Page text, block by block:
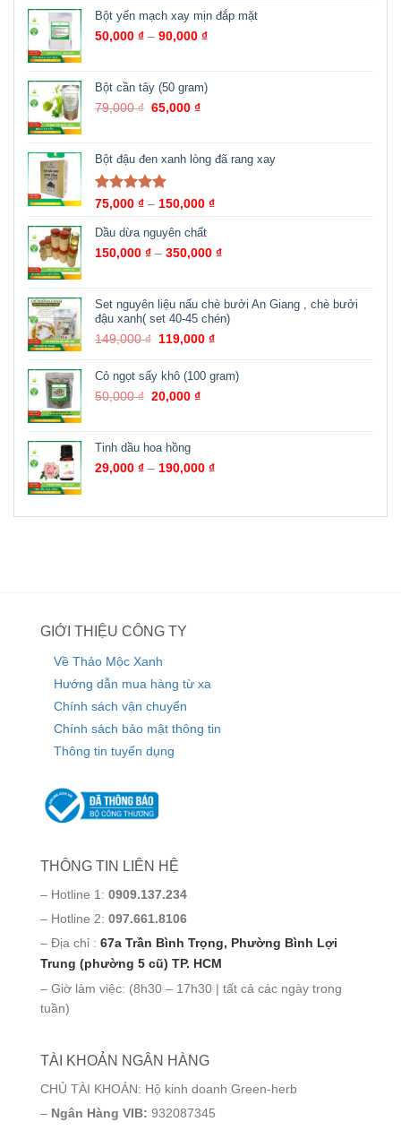
Bột yến mạch xay mịn đắp mặt
50,000 ₫ – 90,000 ₫
Bột cần tây (50 gram)
79,000₫ 65,000₫
Bột đậu đen xanh lòng đã rang xay
Được xếp
sao
75,000 ₫ – 150,000 ₫
Dầu dừa nguyên chất
150,000 ₫ – 350,000 ₫
Set nguyên liệu nấu chè bưởi An Giang , chè bưởi
đậu xanh( set 40-45 chén)
149,000₫ 119,000₫
Cỏ ngọt sấy khô (100 gram)
50,000₫ 20,000₫
Tinh dầu hoa hồng
29,000 ₫ – 190,000 ₫
GIỚI THIỆU CÔNG TY
Về Thảo Mộc Xanh
Hướng dẫn mua hàng từ xa
Chính sách vận chuyển
Chính sách bảo mật thông tin
Thông tin tuyển dụng
THÔNG TIN LIÊN HỆ
– Hotline 1: 0909.137.234
– Hotline 2: 097.661.8106
– Địa chỉ : 67a Trần Bình Trọng, Phường Bình Lợi
Trung (phường 5 cũ) TP. HCM
– Giờ làm việc: (8h30 – 17h30 | tất cả các ngày trong
tuần)
TÀI KHOẢN NGÂN HÀNG
CHỦ TÀI KHOẢN: Hộ kinh doanh Green-herb
– Ngân Hàng VIB: 932087345